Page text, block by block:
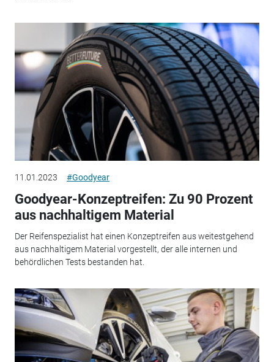
11.01.2023 #Goodyear
Goodyear-Konzeptreifen: Zu 90 Prozent
aus nachhaltigem Material
Der Reifenspezialist hat einen Konzeptreifen aus weitestgehend
aus nachhaltigem Material vorgestellt, der alle internen und
behördlichen Tests bestanden hat.